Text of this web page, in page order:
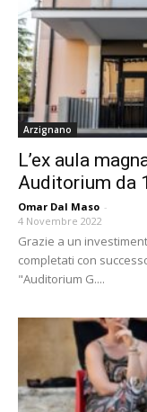
Arzignano
L’ex aula
Auditorium da
Omar Dal Maso -
4 Novembre 2022
Grazie a un
completati con
"Auditorium G....